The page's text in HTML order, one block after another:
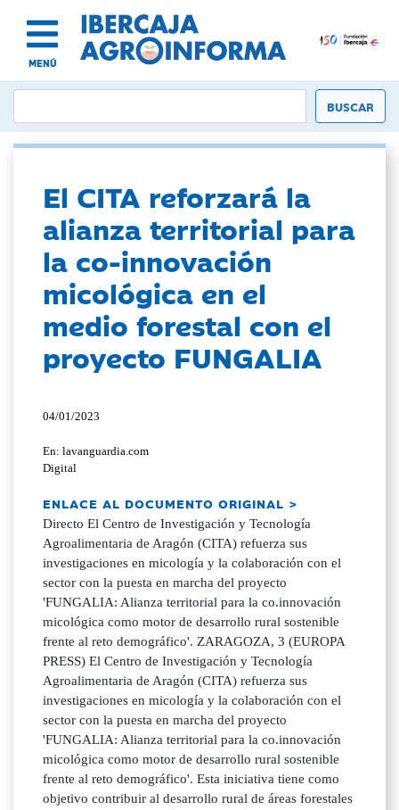
MENÚ
El CITA reforzará la
alianza territorial para
la co-innovación
micológica en el
medio forestal con el
proyecto FUNGALIA
04/01/2023
En: lavanguardia.com
Digital
ENLACE AL DOCUMENTO ORIGINAL >
Directo El Centro de Investigación y Tecnología
Agroalimentaria de Aragón (CITA) refuerza sus
investigaciones en micología y la colaboración con el
sector con la puesta en marcha del proyecto
'FUNGALIA: Alianza territorial para la co.innovación
micológica como motor de desarrollo rural sostenible
frente al reto demográfico'. ZARAGOZA, 3 (EUROPA
PRESS) El Centro de Investigación y Tecnología
Agroalimentaria de Aragón (CITA) refuerza sus
investigaciones en micología y la colaboración con el
sector con la puesta en marcha del proyecto
'FUNGALIA: Alianza territorial para la co.innovación
micológica como motor de desarrollo rural sostenible
frente al reto demográfico'. Esta iniciativa tiene como
objetivo contribuir al desarrollo rural de áreas forestales